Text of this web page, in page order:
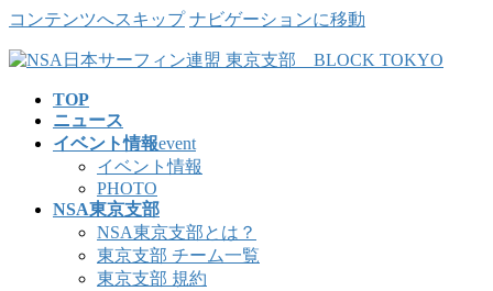
コンテンツへスキップ ナビゲーションに移動
TOP
ニュース
イベント情報event
イベント情報
PHOTO
NSA東京支部
NSA東京支部とは？
東京支部 チーム一覧
東京支部 規約